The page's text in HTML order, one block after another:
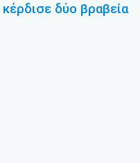
δύο βραβεία